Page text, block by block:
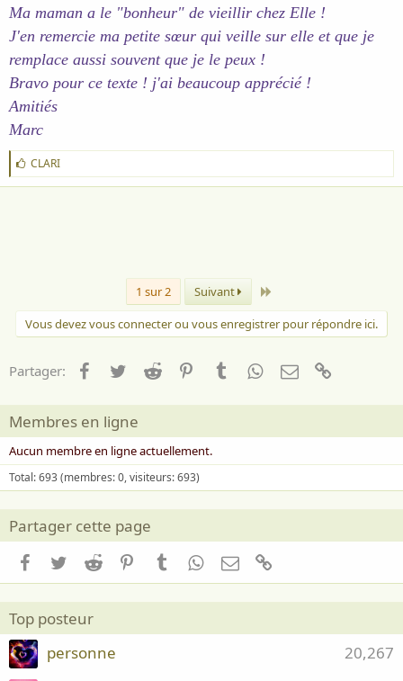
Ma maman a le "bonheur" de vieillir chez Elle !
J'en remercie ma petite sœur qui veille sur elle et que je
remplace aussi souvent que je le peux !
Bravo pour ce texte ! j'ai beaucoup apprécié !
Amitiés
Marc
J
'
a
CLARI
1 sur 2 Suivant
Vous devez vous connecter ou vous enregistrer pour répondre ici.
Partager: Facebook
TwitterReddit PinterestTumblrWhatsApp
Email
Membres en ligne
Aucun membre en ligne actuellement.
Total: 693 (membres: 0, visiteurs: 693)
Partager cette page
Facebook
TwitterReddit PinterestTumblrWhatsApp
Email
Top posteur
20,267
personne